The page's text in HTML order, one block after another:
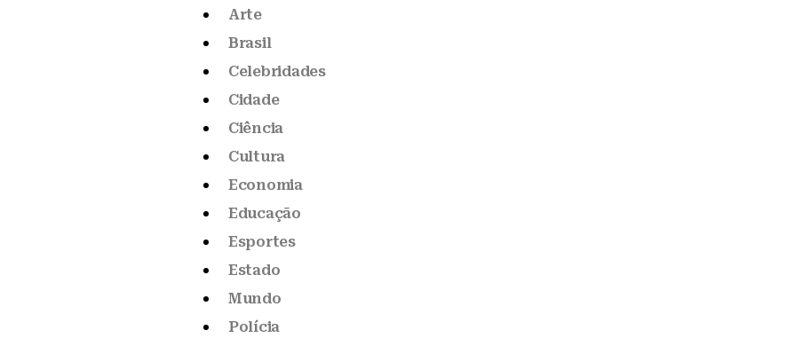
Arte
Brasil
Celebridades
Cidade
Ciência
Cultura
Economia
Educação
Esportes
Estado
Mundo
Polícia